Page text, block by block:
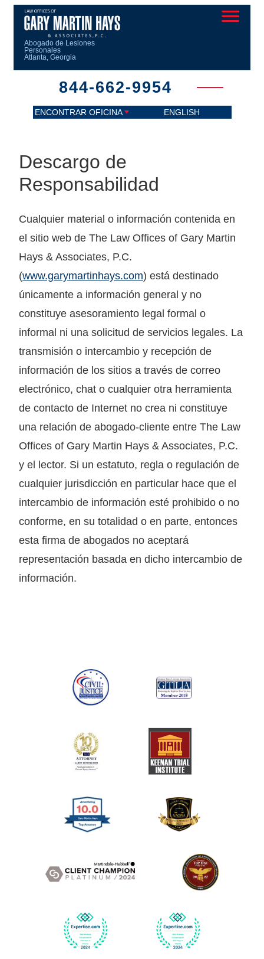
Abogado de Lesiones
Personales
Atlanta, Georgia
844-662-9954
ENCONTRAR OFICINA ENGLISH
Descargo de
Responsabilidad
Cualquier material o información contenida en
el sitio web de The Law Offices of Gary Martin
Hays & Associates, P.C.
(www.garymartinhays.com) está destinado
únicamente a información general y no
constituye asesoramiento legal formal o
informal ni una solicitud de servicios legales. La
transmisión o intercambio y recepción de
información de los sitios a través de correo
electrónico, chat o cualquier otra herramienta
de contacto de Internet no crea ni constituye
una relación de abogado-cliente entre The Law
Offices of Gary Martin Hays & Associates, P.C.
y el lector. Si un estatuto, regla o regulación de
cualquier jurisdicción en particular hace que el
intercambio de información esté prohibido o no
conforme, en su totalidad o en parte, entonces
esta firma de abogados no aceptará
representación basada en dicho intercambio de
información.